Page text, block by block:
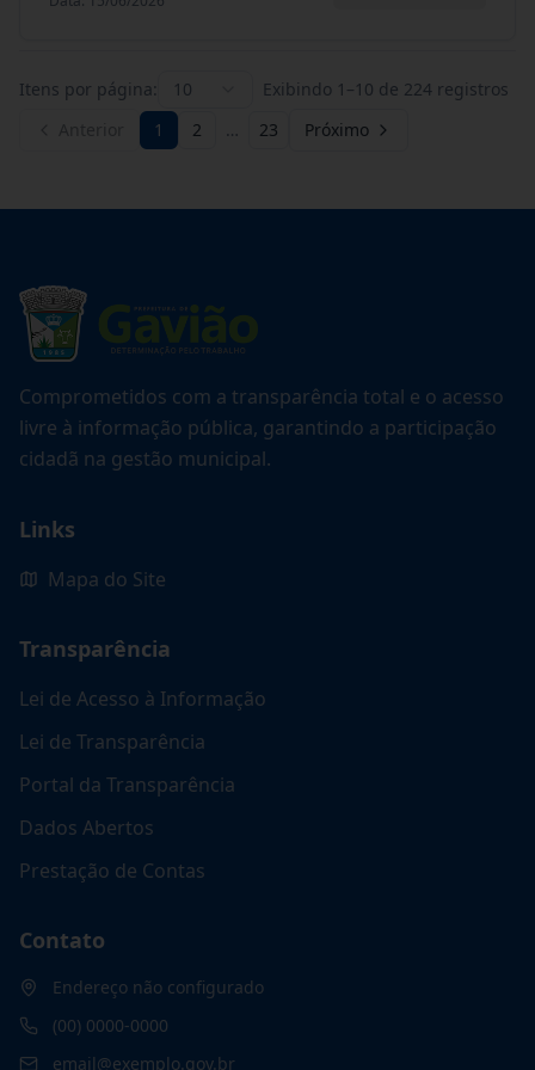
Itens por página: 10 Exibindo 1 –10 de 224 registros
1 2 … 23 Próximo
Comprometidos com a transparência total e o acesso
livre à informação pública, garantindo a participação
cidadã na gestão municipal.
Links
Mapa do Site
Transparência
Lei de Acesso à Informação
Lei de Transparência
Portal da Transparência
Dados Abertos
Prestação de Contas
Contato
Endereço não configurado
(00) 0000-0000
email@exemplo.gov.br